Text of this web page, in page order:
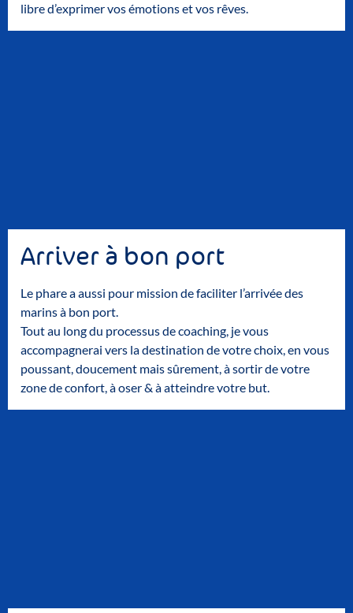
libre d’exprimer vos émotions et vos rêves.
Arriver à bon port
Le phare a aussi pour mission de faciliter l’arrivée des
marins à bon port.
Tout au long du processus de coaching, je vous
accompagnerai vers la destination de votre choix, en vous
poussant, doucement mais sûrement, à sortir de votre
zone de confort, à oser & à atteindre votre but.